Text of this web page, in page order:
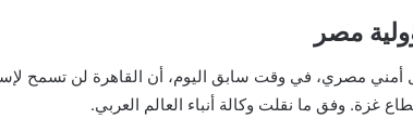
مصر
أمني مصري، في وقت سابق اليوم، أن القاهرة لن تسمح
غزة. وفق ما نقلت وكالة أنباء العالم العربي.